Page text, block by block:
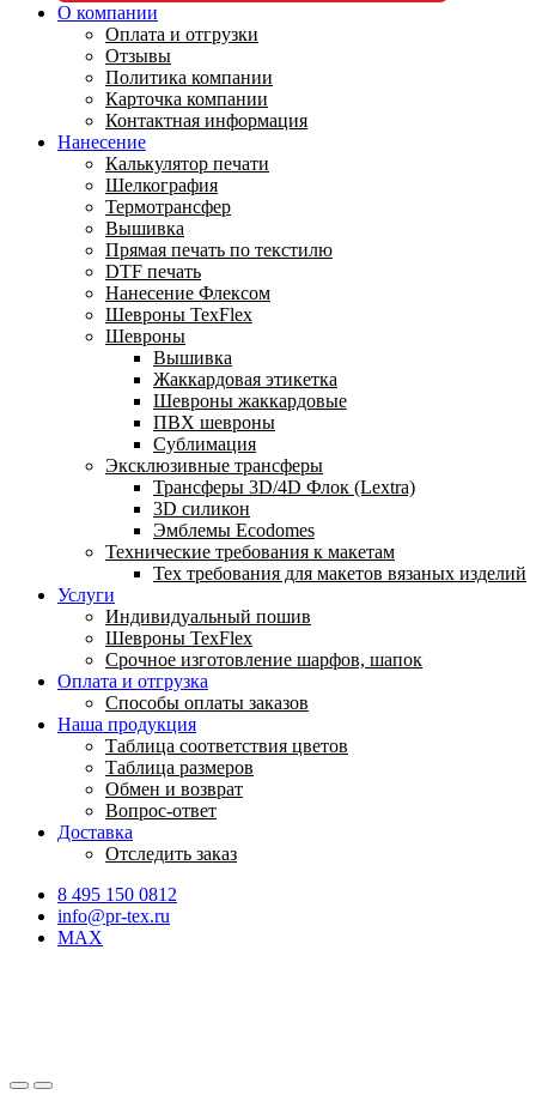
О компании
Оплата и отгрузки
Отзывы
Политика компании
Карточка компании
Контактная информация
Нанесение
Калькулятор печати
Шелкография
Термотрансфер
Вышивка
Прямая печать по текстилю
DTF печать
Нанесение Флексом
Шевроны TexFlex
Шевроны
Вышивка
Жаккардовая этикетка
Шевроны жаккардовые
ПВХ шевроны
Сублимация
Эксклюзивные трансферы
Трансферы 3D/4D Флок (Lextra)
3D силикон
Эмблемы Ecodomes
Технические требования к макетам
Тех требования для макетов вязаных изделий
Услуги
Индивидуальный пошив
Шевроны TexFlex
Срочное изготовление шарфов, шапок
Оплата и отгрузка
Способы оплаты заказов
Наша продукция
Таблица соответствия цветов
Таблица размеров
Обмен и возврат
Вопрос-ответ
Доставка
Отследить заказ
8 495 150 0812
info@pr-tex.ru
MAX